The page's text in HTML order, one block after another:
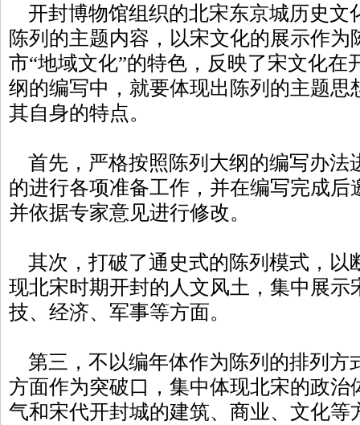
开封博物馆组织的北宋东京城历史文
陈列的主题内容，以宋文化的展示作
市“地域文化”的特色，反映了宋文化在
纲的编写中，就要体现出陈列的主题思
其自身的特点。
首先，严格按照陈列大纲的编写办法
的进行各项准备工作，并在编写完成后
并依据专家意见进行修改。
其次，打破了通史式的陈列模式，以
现北宋时期开封的人文风土，集中展示
技、经济、军事等方面。
第三，不以编年体作为陈列的排列方
方面作为突破口，集中体现北宋的政治
气和宋代开封城的建筑、商业、文化等